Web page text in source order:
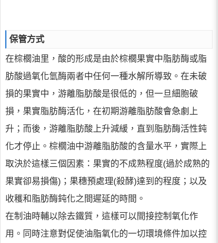
保管方式
在棕櫚油里，酸的形成是由於棕櫚果實中脂肪酶或脂
肪酸過氧化氫酶兩者中任何一種水解所導致。在未破
損的果實中，游離脂肪酸是很低的，但一旦細胞破
損，果實脂肪酶活化，在初期游離脂肪酸會急劇上
升；而後，游離脂肪酸上升減緩，直到脂肪酶活性鈍
化才停止。棕櫚油中游離脂肪酸的含量水平，實際上
取決於這樣三個因素：果實的不成熟程度(過於成熟的
果實卻易損傷)；果穗預處理(殺酵)達到的程度；以及
收穫和脂肪酶鈍化之間遲延的時間。
在制油時輔以除去鐵質，這樣可以間接控制氧化作
用。同時注意對促使油脂氧化的一切環境條件加以控